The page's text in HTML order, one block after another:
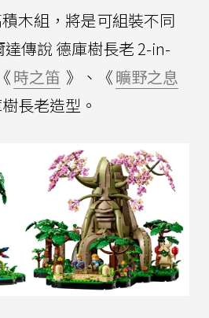
木組，將是可組裝不同
傳說 德庫樹長老 2-in-
時之笛 》、《曠野之息
長老造型。